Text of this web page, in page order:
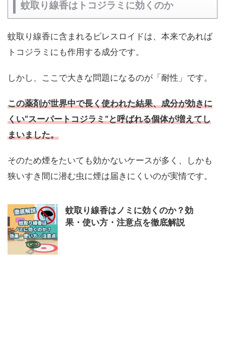
蚊取り線香はトコジラミに効くのか
蚊取り線香に含まれるピレスロイドは、本来であれば
トコジラミにも作用する成分です。
しかし、ここで大きな問題になるのが「耐性」です。
この薬剤が世界中で長く使われた結果、成分が効きに
くい“スーパートコジラミ”と呼ばれる個体が増えてし
まいました。
そのため煙をたいても効かないケースが多く、しかも
狭いすき間に潜む虫に煙は届きにくいのが実情です。
蚊取り線香はノミに効くのか？効
果・使い方・注意点を徹底解説